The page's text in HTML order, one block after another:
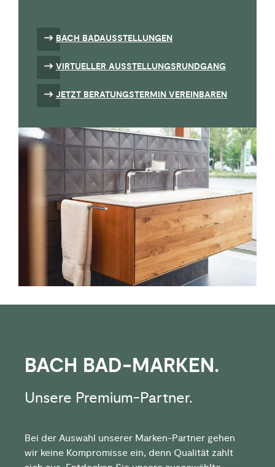
BACH BADAUSSTELLUNGEN
VIRTUELLER AUSSTELLUNGSRUNDGANG
JETZT BERATUNGSTERMIN VEREINBAREN
BACH BAD-MARKEN.
Unsere Premium-Partner.
Bei der Auswahl unserer Marken-Partner gehen
wir keine Kompromisse ein, denn Qualität zahlt